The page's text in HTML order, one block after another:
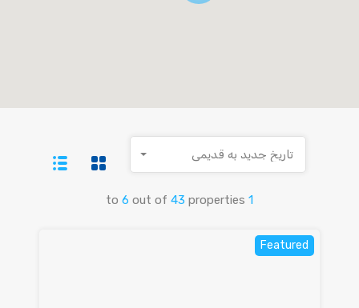
1
to 6 out of 43 properties
تاریخ جدید به قدیمی
Featured